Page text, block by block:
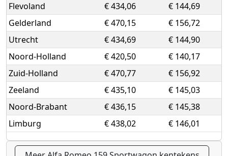
Flevoland
€ 434,06
€ 144,69
Gelderland
€ 470,15
€ 156,72
Utrecht
€ 434,69
€ 144,90
Noord-Holland
€ 420,50
€ 140,17
Zuid-Holland
€ 470,77
€ 156,92
Zeeland
€ 435,10
€ 145,03
Noord-Brabant
€ 436,15
€ 145,38
Limburg
€ 438,02 € 146,01